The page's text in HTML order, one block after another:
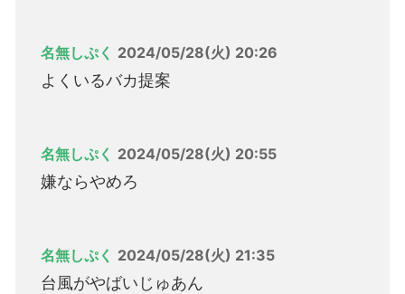
名無しぷく 2024/05/28(火) 20:26
よくいるバカ提案
名無しぷく 2024/05/28(火) 20:55
嫌ならやめろ
名無しぷく 2024/05/28(火) 21:35
台風がやばいじゅあん